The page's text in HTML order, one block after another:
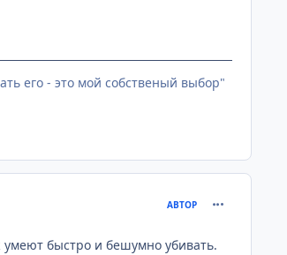
его - это мой собственый выбор"
АВТОР
умеют быстро и бешумно убивать.